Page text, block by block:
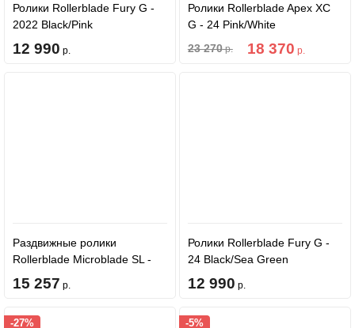
Ролики Rollerblade Fury G -
2022 Black/Pink
12 990 р.
Ролики Rollerblade Apex XC
G - 24 Pink/White
23 270р. 18 370 р.
Раздвижные ролики
Rollerblade Microblade SL -
26 Black/Lavender/Light Blue
15 257 р.
Ролики Rollerblade Fury G -
24 Black/Sea Green
12 990 р.
-27% -5%